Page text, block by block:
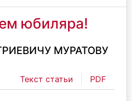
юбиляра!
МУРАТОВУ
Текст статьи PDF